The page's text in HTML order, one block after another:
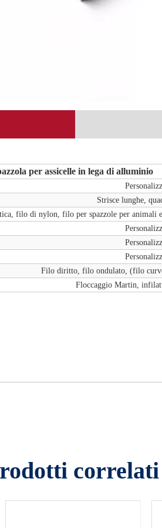
per assicelle in lega di alluminio
Strisce lunghe,
filo di nylon, filo per spazzole per
Filo diritto, filo ondulato, (filo
Floccaggio Martin,
correlati